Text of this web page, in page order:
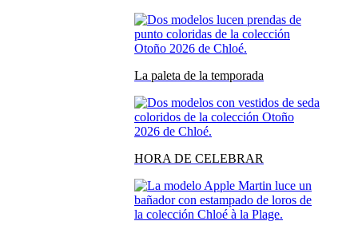
La paleta de la temporada
HORA DE CELEBRAR